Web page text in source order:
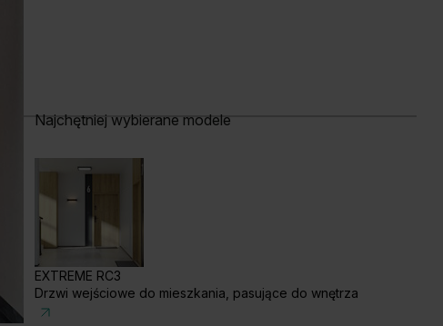
Najchętniej wybierane modele
EXTREME RC3
Drzwi wejściowe do mieszkania, pasujące do wnętrza